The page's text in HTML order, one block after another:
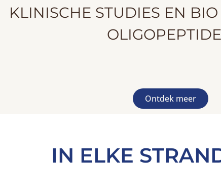
KLINISCHE STUDIES EN
Ontdek meer
IN ELKE